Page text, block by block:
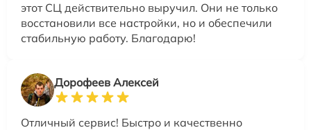
этот СЦ действительно выручил. Они не только
восстановили все настройки, но и обеспечили
стабильную работу. Благодарю!
Дорофеев Алексей
Отличный сервис! Быстро и качественно